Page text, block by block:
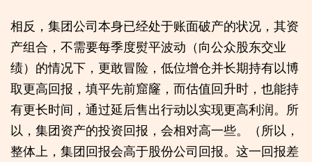
相反，集团公司本身已经处于账面破产的状况，其资
产组合，不需要每季度熨平波动（向公众股东交业
绩）的情况下，更敢冒险，低位增仓并长期持有以博
取更高回报，填平先前窟窿，而估值回升时，也能持
有更长时间，通过延后售出行动以实现更高利润。所
以，集团资产的投资回报，会相对高一些。（所以，
整体上，集团回报会高于股份公司回报。这一回报差